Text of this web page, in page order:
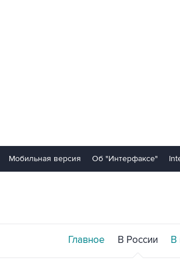
Мобильная версия Об "Интерфаксе"
Главное В России В